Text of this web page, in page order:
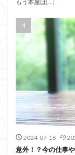
もう本屋は[…]
2024-07-16
意外！？今の仕事